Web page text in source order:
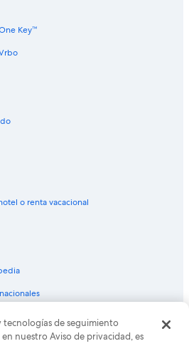
Key™
o renta vacacional
de Expedia Group. Todos los
y el logo de Expedia son marcas
tecnologías de seguimiento
nuestro Aviso de privacidad, es